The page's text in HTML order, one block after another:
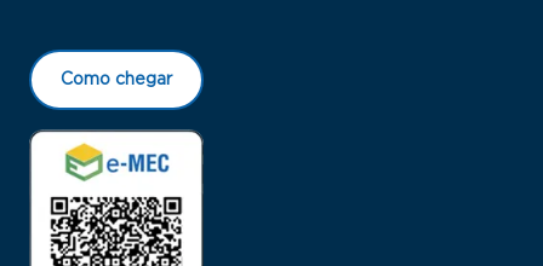
Como chegar